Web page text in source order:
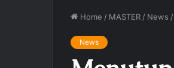
Home / MASTER / News /
News